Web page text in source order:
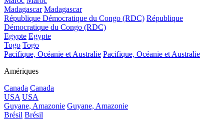
Madagascar Madagascar
République Démocratique du Congo (RDC) République
Démocratique du Congo (RDC)
Egypte Egypte
Togo Togo
Pacifique, Océanie et Australie Pacifique, Océanie et Australie
Amériques
Canada Canada
USA USA
Guyane, Amazonie Guyane, Amazonie
Brésil Brésil